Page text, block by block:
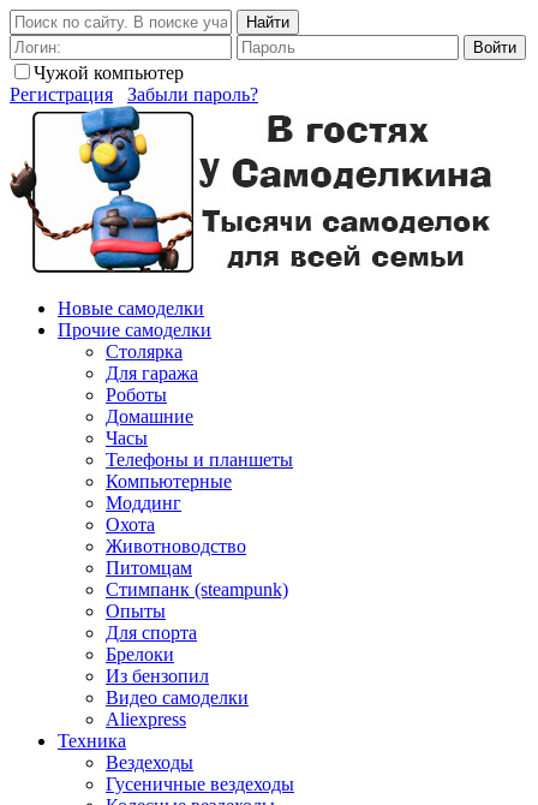
Найти
Войти
Чужой компьютер
Регистрация
Забыли пароль?
Новые самоделки
Прочие самоделки
Столярка
Для гаража
Роботы
Домашние
Часы
Телефоны и планшеты
Компьютерные
Моддинг
Охота
Животноводство
Питомцам
Стимпанк (steampunk)
Опыты
Для спорта
Брелоки
Из бензопил
Видео самоделки
Aliexpress
Техника
Вездеходы
Гусеничные вездеходы